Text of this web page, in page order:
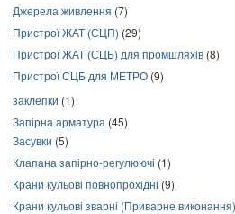
Джерела живлення (7)
Пристрої ЖАТ (СЦП) (29)
Пристрої ЖАТ (СЦБ) для промшляхів (8)
Пристрої СЦБ для МЕТРО (9)
заклепки (1)
Запірна арматура (45)
Засувки (5)
Клапана запірно-регулюючі (1)
Крани кульові повнопрохідні (9)
Крани кульові зварні (Приварне виконання)